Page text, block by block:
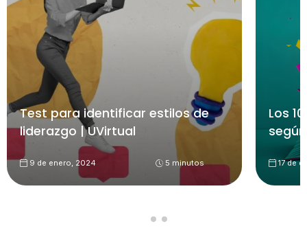
Test para identificar estilos de
liderazgo | UVirtual
9 de enero, 2024 5 minutos
Los
17 de